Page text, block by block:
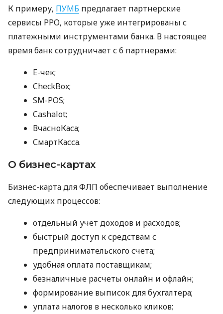
К примеру, ПУМБ предлагает партнерские
сервисы РРО, которые уже интегрированы с
платежными инструментами банка. В настоящее
время банк сотрудничает с 6 партнерами:
E-чек;
CheckBox;
SM-POS;
Cashalot;
ВчасноКаса;
СмартКасса.
О бизнес-картах
Бизнес-карта для ФЛП обеспечивает выполнение
следующих процессов:
отдельный учет доходов и расходов;
быстрый доступ к средствам с
предпринимательского счета;
удобная оплата поставщикам;
безналичные расчеты онлайн и офлайн;
формирование выписок для бухгалтера;
уплата налогов в несколько кликов;